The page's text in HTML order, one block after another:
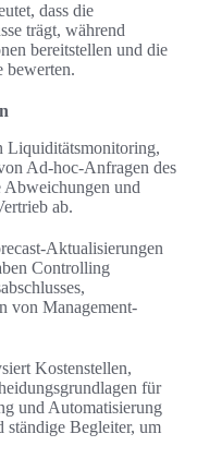
dass die
trägt, während
bereitstellen und die
bewerten.
Liquiditätsmonitoring,
Ad-hoc-Anfragen des
Abweichungen und
ab.
Aktualisierungen
Controlling
von Management-
Kostenstellen,
für
und Automatisierung
Begleiter, um